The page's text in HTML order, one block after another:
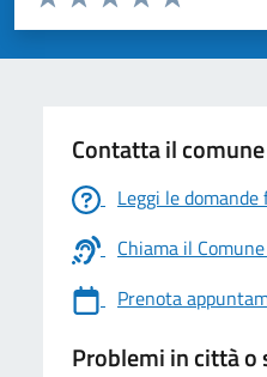
Valuta 5
Valuta 4 stelle
Valuta 3 stelle su 5
Valuta 2 stelle su 5
Valuta 1 stelle su 5
Contatta il comune
Leggi le
Chiama il
Prenota
Problemi in città o